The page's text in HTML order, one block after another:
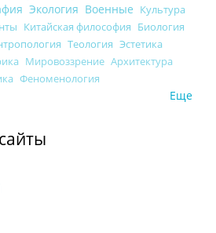
Экология Военные Культура
Китайская философия Биология
Теология Эстетика
Мировоззрение Архитектура
Феноменология
Еще